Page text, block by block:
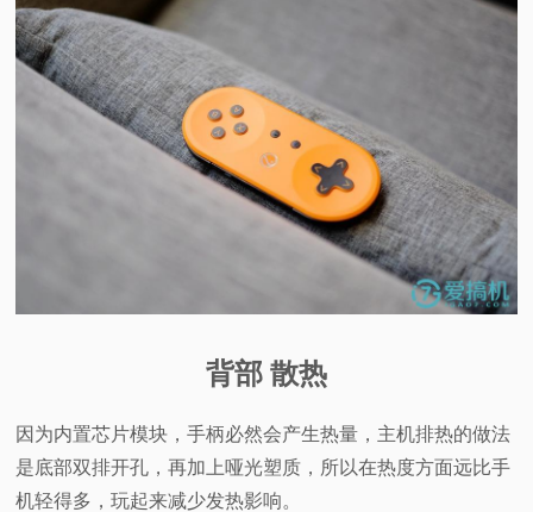
背部 散热
因为内置芯片模块，手柄必然会产生热量，主机排热的做法
是底部双排开孔，再加上哑光塑质，所以在热度方面远比手
机轻得多，玩起来减少发热影响。